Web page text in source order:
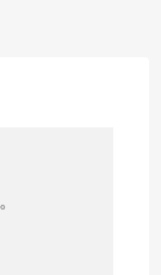
。